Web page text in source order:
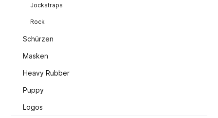
Jockstraps
Rock
Schürzen
Masken
Heavy Rubber
Puppy
Logos